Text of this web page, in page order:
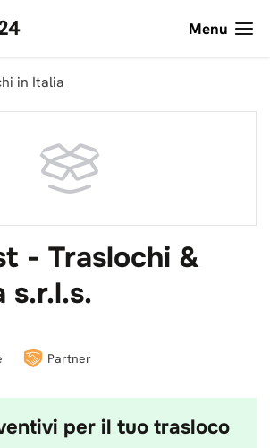
Menu
in Italia
- Traslochi &
s.r.l.s.
Partner
per il tuo trasloco